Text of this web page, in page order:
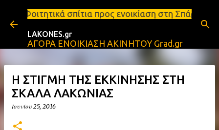
Μετάβαση στο κύριο περιεχόμενο
προς ενοικίαση στη Σπάρτη Ενοικιάσεις
LAKONES.gr
ΑΓΟΡΑ ΕΝΟΙΚΙΑΣΗ ΑΚΙΝΗΤΟΥ Grad.gr
Η ΣΤΙΓΜΗ ΤΗΣ ΕΚΚΙΝΗΣΗΣ ΣΤΗ
ΣΚΑΛΑ ΛΑΚΩΝΙΑΣ
Ιουνίου 25, 2016